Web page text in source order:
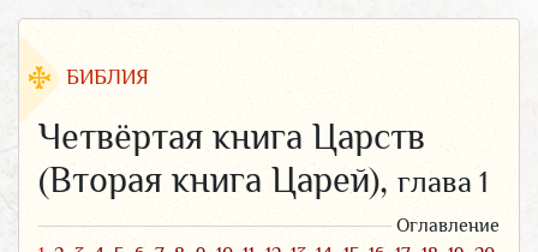
БИБЛИЯ
Четвёртая книга Царств
(Вторая книга Царей), глава 1
Оглавление